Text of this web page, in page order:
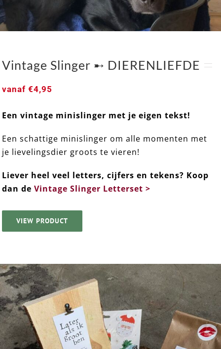
Vintage Slinger ➸ DIERENLIEFDE
Vintage Slinger ➸ DIERENLIEFDE
vanaf€4,95
Een vintage minislinger met je eigen tekst!
Een schattige minislinger om alle momenten met
je lievelingsdier groots te vieren!
Liever heel veel letters, cijfers en tekens? Koop
dan de Vintage Slinger Letterset >
VIEW PRODUCT